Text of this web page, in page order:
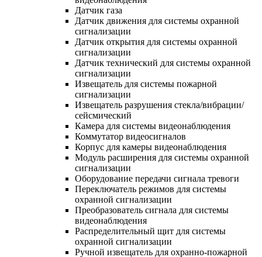
Датчик газа
Датчик движения для системы охранной
сигнализации
Датчик открытия для системы охранной
сигнализации
Датчик технический для системы охранной
сигнализации
Извещатель для системы пожарной
сигнализации
Извещатель разрушения стекла/вибрации/
сейсмический
Камера для системы видеонаблюдения
Коммутатор видеосигналов
Корпус для камеры видеонаблюдения
Модуль расширения для системы охранной
сигнализации
Оборудование передачи сигнала тревоги
Переключатель режимов для системы
охранной сигнализации
Преобразователь сигнала для системы
видеонаблюдения
Распределительный щит для системы
охранной сигнализации
Ручной извещатель для охранно-пожарной